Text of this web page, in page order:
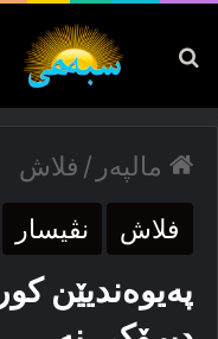
پەیدا بکە
مالپەر / فلاش
فلاش نڤیسار
پەیوەندیێن